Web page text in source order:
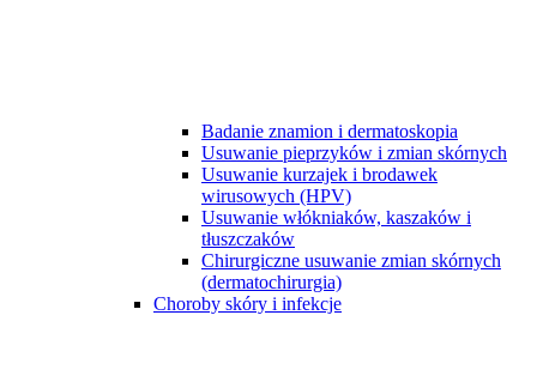
Badanie znamion i dermatoskopia
Usuwanie pieprzyków i zmian skórnych
Usuwanie kurzajek i brodawek
wirusowych (HPV)
Usuwanie włókniaków, kaszaków i
tłuszczaków
Chirurgiczne usuwanie zmian skórnych
(dermatochirurgia)
Choroby skóry i infekcje